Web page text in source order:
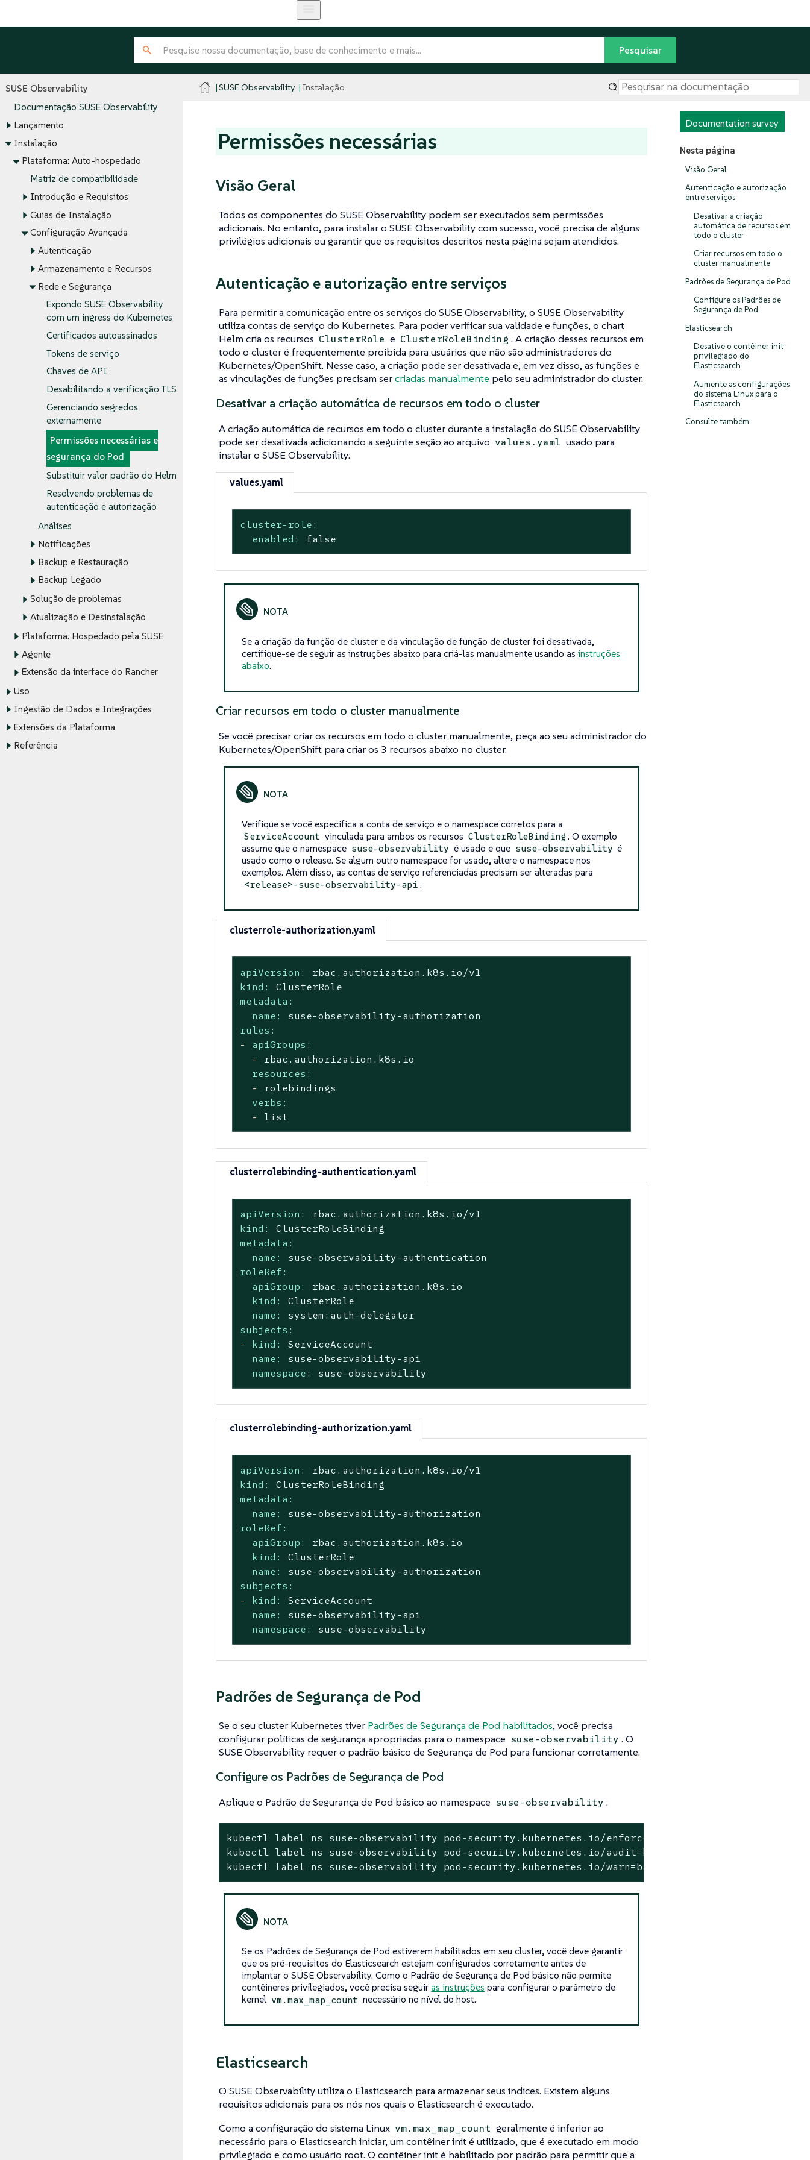
SUSE Observability
Documentação SUSE Observability
Lançamento
Instalação
Plataforma: Auto-hospedado
Matriz de compatibilidade
Introdução e Requisitos
Guias de Instalação
Configuração Avançada
Autenticação
Armazenamento e Recursos
Rede e Segurança
Expondo SUSE Observability
com um ingress do Kubernetes
Certificados autoassinados
Tokens de serviço
Chaves de API
Desabilitando a verificação TLS
Gerenciando segredos
externamente
Permissões necessárias e
segurança do Pod
Substituir valor padrão do Helm
Resolvendo problemas de
autenticação e autorização
Análises
Notificações
Backup e Restauração
Backup Legado
Solução de problemas
Atualização e Desinstalação
Plataforma: Hospedado pela SUSE
Agente
Extensão da interface do Rancher
Uso
Ingestão de Dados e Integrações
Extensões da Plataforma
Referência
SUSE Observability Instalação
Documentation survey
Nesta página
Visão Geral
Autenticação e autorização
entre serviços
Desativar a criação
automática de recursos em
todo o cluster
Criar recursos em todo o
cluster manualmente
Padrões de Segurança de Pod
Configure os Padrões de
Segurança de Pod
Elasticsearch
Desative o contêiner init
privilegiado do
Elasticsearch
Aumente as configurações
do sistema Linux para o
Elasticsearch
Consulte também
Permissões necessárias
Visão Geral
Todos os componentes do SUSE Observability podem ser executados sem permissões
adicionais. No entanto, para instalar o SUSE Observability com sucesso, você precisa de alguns
privilégios adicionais ou garantir que os requisitos descritos nesta página sejam atendidos.
Autenticação e autorização entre serviços
Para permitir a comunicação entre os serviços do SUSE Observability, o SUSE Observability
utiliza contas de serviço do Kubernetes. Para poder verificar sua validade e funções, o chart
Helm cria os recursos ClusterRole e ClusterRoleBinding . A criação desses recursos em
todo o cluster é frequentemente proibida para usuários que não são administradores do
Kubernetes/OpenShift. Nesse caso, a criação pode ser desativada e, em vez disso, as funções e
as vinculações de funções precisam sercriadas manualmente pelo seu administrador do cluster.
Desativar a criação automática de recursos em todo o cluster
A criação automática de recursos em todo o cluster durante a instalação do SUSE Observability
pode ser desativada adicionando a seguinte seção ao arquivo values.yaml usado para
instalar o SUSE Observability:
values.yaml
cluster-role:
enabled:
false
Se a criação da função de cluster e da vinculação de função de cluster foi desativada,
certifique-se de seguir as instruções abaixo para criá-las manualmente usando asinstruções
abaixo.
Criar recursos em todo o cluster manualmente
Se você precisar criar os recursos em todo o cluster manualmente, peça ao seu administrador do
Kubernetes/OpenShift para criar os 3 recursos abaixo no cluster.
Verifique se você especifica a conta de serviço e o namespace corretos para a
ServiceAccount vinculada para ambos os recursos ClusterRoleBinding. O exemplo
assume que o namespace suse-observability é usado e que suse-observability é
usado como o release. Se algum outro namespace for usado, altere o namespace nos
exemplos. Além disso, as contas de serviço referenciadas precisam ser alteradas para
<release>-suse-observability-api .
clusterrole-authorization.yaml
apiVersion:
rbac.authorization.k8s.io/v1
kind:
ClusterRole
metadata:
name:
suse-observability-authorization
rules:
-
apiGroups:
-
rbac.authorization.k8s.io
resources:
-
rolebindings
verbs:
-
list
clusterrolebinding-authentication.yaml
apiVersion:
rbac.authorization.k8s.io/v1
kind:
ClusterRoleBinding
metadata:
name:
suse-observability-authentication
roleRef:
apiGroup:
rbac.authorization.k8s.io
kind:
ClusterRole
name:
system:auth-delegator
subjects:
-
kind:
ServiceAccount
name:
suse-observability-api
namespace:
suse-observability
clusterrolebinding-authorization.yaml
apiVersion:
rbac.authorization.k8s.io/v1
kind:
ClusterRoleBinding
metadata:
name:
suse-observability-authorization
roleRef:
apiGroup:
rbac.authorization.k8s.io
kind:
ClusterRole
name:
suse-observability-authorization
subjects:
-
kind:
ServiceAccount
name:
suse-observability-api
namespace:
suse-observability
Padrões de Segurança de Pod
Se o seu cluster Kubernetes tiver Padrões de Segurança de Pod habilitados, você precisa
configurar políticas de segurança apropriadas para o namespace suse-observability . O
SUSE Observability requer o padrão básico de Segurança de Pod para funcionar corretamente.
Configure os Padrões de Segurança de Pod
Aplique o Padrão de Segurança de Pod básico ao namespace suse-observability :
kubectl label ns suse-observability pod-security.kubernetes.io/enforce=baseline --overwrite
kubectl label ns suse-observability pod-security.kubernetes.io/audit=baseline --overwrite
kubectl label ns suse-observability pod-security.kubernetes.io/warn=baseline --overwrite
Se os Padrões de Segurança de Pod estiverem habilitados em seu cluster, você deve garantir
que os pré-requisitos do Elasticsearch estejam configurados corretamente antes de
implantar o SUSE Observability. Como o Padrão de Segurança de Pod básico não permite
contêineres privilegiados, você precisa seguiras instruções para configurar o parâmetro de
kernel vm.max_map_count necessário no nível do host.
Elasticsearch
O SUSE Observability utiliza o Elasticsearch para armazenar seus índices. Existem alguns
requisitos adicionais para os nós nos quais o Elasticsearch é executado.
Como a configuração do sistema Linux vm.max_map_count geralmente é inferior ao
necessário para o Elasticsearch iniciar, um contêiner init é utilizado, que é executado em modo
privilegiado e como usuário root. O contêiner init é habilitado por padrão para permitir que a